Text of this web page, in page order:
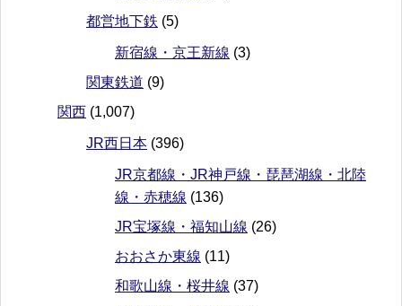
都営地下鉄 (5)
新宿線・京王新線 (3)
関東鉄道 (9)
関西 (1,007)
JR西日本 (396)
JR京都線・JR神戸線・琵琶湖線・北陸
線・赤穂線 (136)
JR宝塚線・福知山線 (26)
おおさか東線 (11)
和歌山線・桜井線 (37)